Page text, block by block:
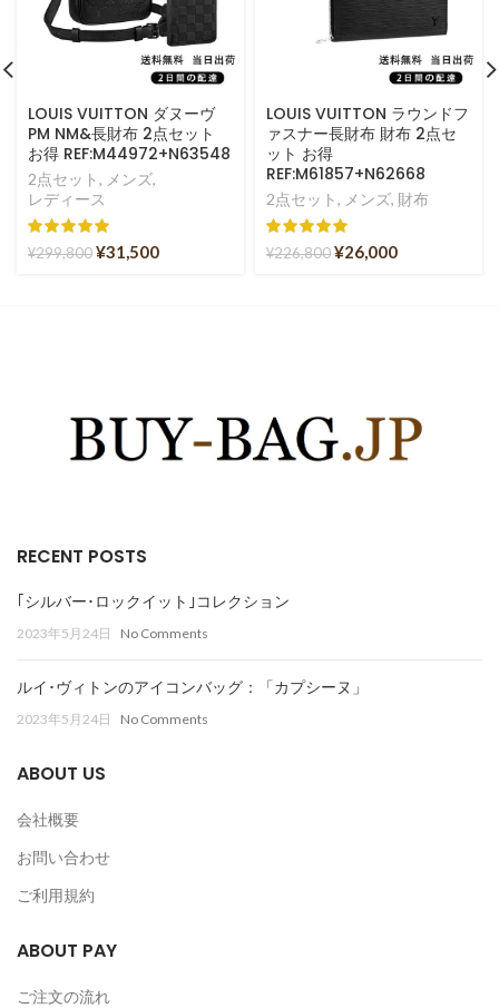
LOUIS VUITTON ダヌーヴ
PM NM&長財布 2点セット
お得 REF:M44972+N63548
2点セット, メンズ,
レディース
¥299,800¥31,500
LOUIS VUITTON ラウンドフ
ァスナー長財布 財布 2点セ
ット お得
REF:M61857+N62668
2点セット, メンズ, 財布
¥226,800¥26,000
RECENT POSTS
｢シルバー･ロックイット｣コレクション
2023年5月24日 No Comments
ルイ･ヴィトンのアイコンバッグ：「カプシーヌ」
2023年5月24日 No Comments
ABOUT US
会社概要
お問い合わせ
ご利用規約
ABOUT PAY
ご注文の流れ